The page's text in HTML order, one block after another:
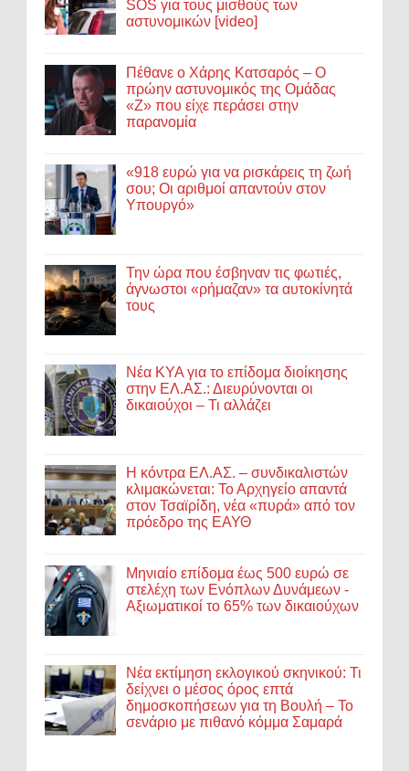
SOS για τους μισθούς των
αστυνομικών [video]
Πέθανε ο Χάρης Κατσαρός – Ο
πρώην αστυνομικός της Ομάδας
«Ζ» που είχε περάσει στην
παρανομία
«918 ευρώ για να ρισκάρεις τη ζωή
σου; Οι αριθμοί απαντούν στον
Υπουργό»
Την ώρα που έσβηναν τις φωτιές,
άγνωστοι «ρήμαζαν» τα αυτοκίνητά
τους
Νέα ΚΥΑ για το επίδομα διοίκησης
στην ΕΛ.ΑΣ.: Διευρύνονται οι
δικαιούχοι – Τι αλλάζει
Η κόντρα ΕΛ.ΑΣ. – συνδικαλιστών
κλιμακώνεται: Το Αρχηγείο απαντά
στον Τσαϊρίδη, νέα «πυρά» από τον
πρόεδρο της ΕΑΥΘ
Μηνιαίο επίδομα έως 500 ευρώ σε
στελέχη των Ενόπλων Δυνάμεων -
Αξιωματικοί το 65% των δικαιούχων
Νέα εκτίμηση εκλογικού σκηνικού: Τι
δείχνει ο μέσος όρος επτά
δημοσκοπήσεων για τη Βουλή – Το
σενάριο με πιθανό κόμμα Σαμαρά